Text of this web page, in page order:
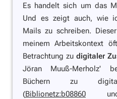
Es handelt sich um das
Und es zeigt auch, wie
Mails zu schreiben.
meinem Arbeitskontext
Betrachtung zu digitaler
Jöran Muuß-Merholz'
Büchern zu
(Biblionetz:b08860